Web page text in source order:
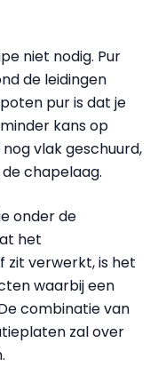
niet nodig. Pur
de leidingen
pur is dat je
kans op
vlak geschuurd,
chapelaag.
onder de
het
zit verwerkt, is het
waarbij een
combinatie van
zal over